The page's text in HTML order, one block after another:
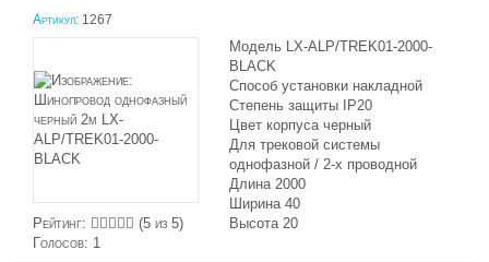
Артикул: 1267
Рейтинг: (5 из 5)
Голосов: 1
Модель LX-ALP/TREK01-2000-
BLACK
Способ установки накладной
Степень защиты IP20
Цвет корпуса черный
Для трековой системы
однофазной / 2-х проводной
Длина 2000
Ширина 40
Высота 20